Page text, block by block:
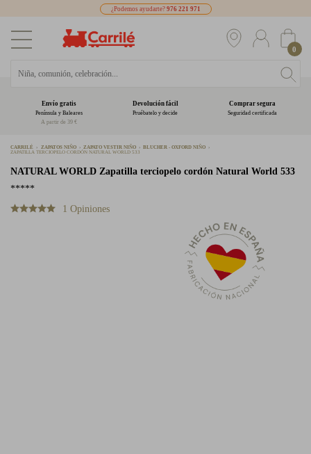
¿Podemos ayudarte? 976 221 971
0
Envío gratis
Península y Baleares
A partir de 39 €
Devolución fácil
Pruébatelo y decide
Comprar segura
Seguridad certificada
CARRILÉ ZAPATOS NIÑO ZAPATO VESTIR NIÑO
BLUCHER - OXFORD NIÑO
ZAPATILLA TERCIOPELO CORDÓN NATURAL WORLD 533
NATURAL WORLD Zapatilla terciopelo cordón Natural World 533
*****
1 Opiniones